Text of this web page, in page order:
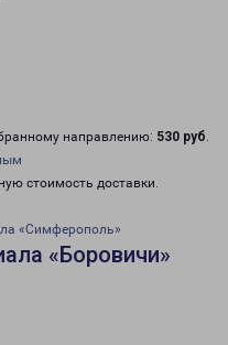
направлению: 530 руб.
стоимость доставки.
«Симферополь»
«Боровичи»